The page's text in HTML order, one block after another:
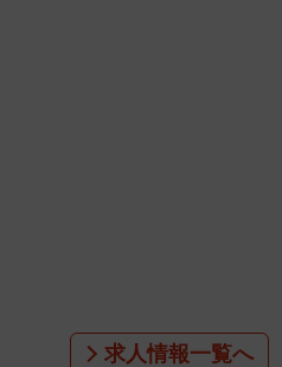
求人情報一覧へ